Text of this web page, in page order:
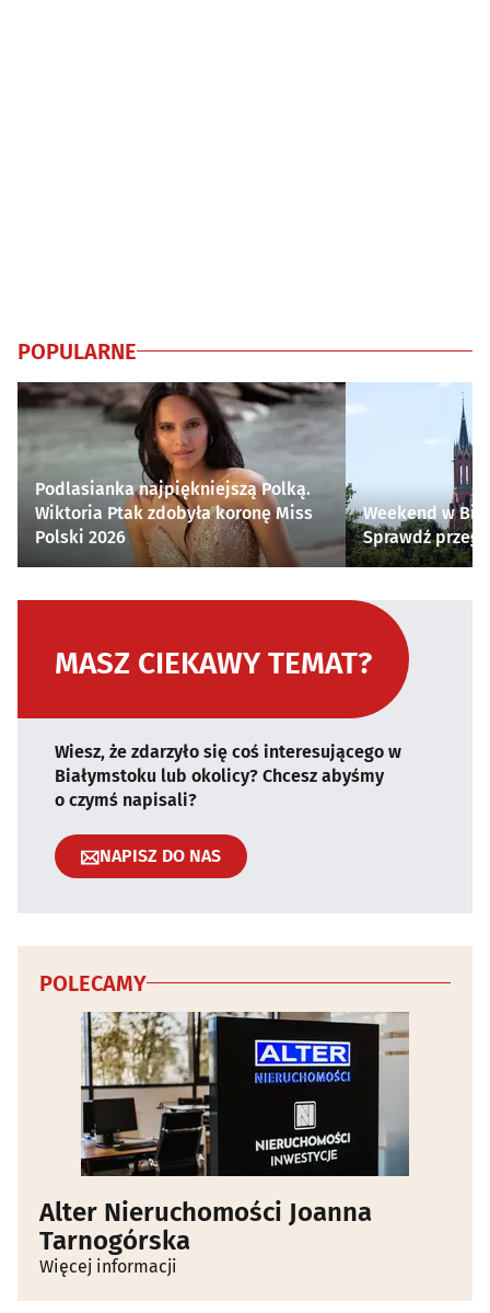
POPULARNE
Podlasianka najpiękniejszą Polką.
Wiktoria Ptak zdobyła koronę Miss
Polski 2026
Weekend w
Sprawdź
MASZ CIEKAWY TEMAT?
Wiesz, że zdarzyło się coś interesującego w
Białymstoku lub okolicy? Chcesz abyśmy
o czymś napisali?
NAPISZ DO NAS
POLECAMY
Alter Nieruchomości Joanna
Tarnogórska
Więcej informacji